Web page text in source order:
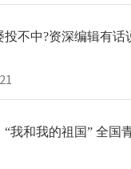
中?资深编辑有话说！丨10月24日“
国” 全国青少年优秀创意美术作品展暨2024“少年创意中国”